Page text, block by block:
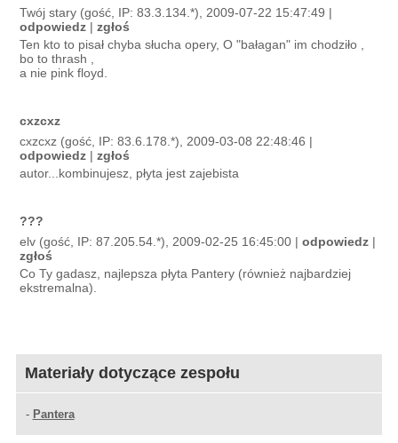
Twój stary (gość, IP: 83.3.134.*), 2009-07-22 15:47:49 |
odpowiedz |zgłoś
Ten kto to pisał chyba słucha opery, O "bałagan" im chodziło ,
bo to thrash ,
a nie pink floyd.
cxzcxz
cxzcxz (gość, IP: 83.6.178.*), 2009-03-08 22:48:46 |
odpowiedz |zgłoś
autor...kombinujesz, płyta jest zajebista
???
elv (gość, IP: 87.205.54.*), 2009-02-25 16:45:00 |odpowiedz |
zgłoś
Co Ty gadasz, najlepsza płyta Pantery (również najbardziej
ekstremalna).
Materiały dotyczące zespołu
- Pantera